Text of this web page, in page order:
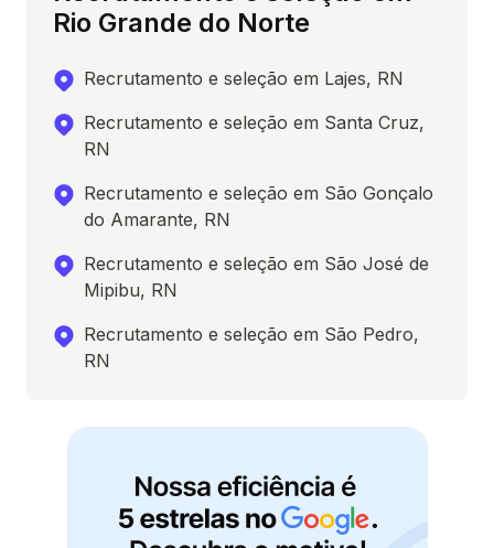
Rio Grande do Norte
Recrutamento e seleção em Lajes, RN
Recrutamento e seleção em Santa Cruz,
RN
Recrutamento e seleção em São Gonçalo
do Amarante, RN
Recrutamento e seleção em São José de
Mipibu, RN
Recrutamento e seleção em São Pedro,
RN